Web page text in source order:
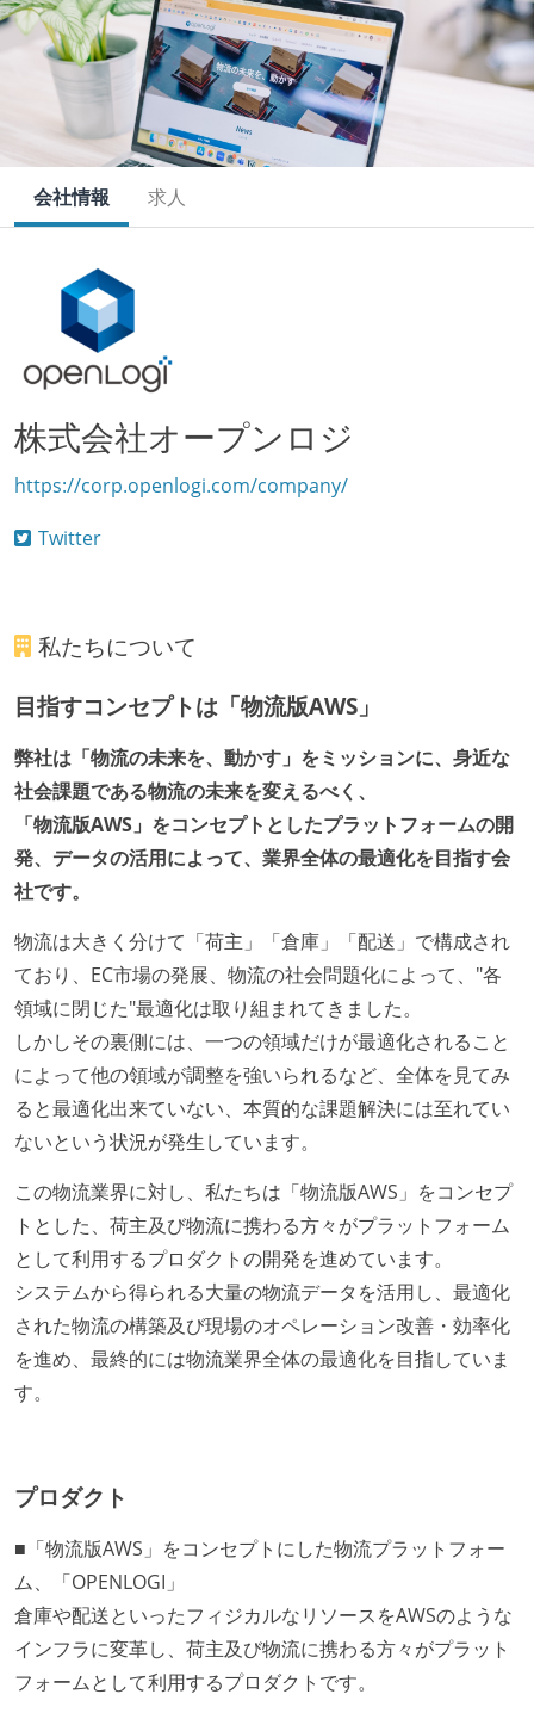
会社情報 求人
株式会社オープンロジ
https://corp.openlogi.com/company/
Twitter
私たちについて
目指すコンセプトは「物流版AWS」
弊社は「物流の未来を、動かす」をミッションに、身近な
社会課題である物流の未来を変えるべく、
「物流版AWS」をコンセプトとしたプラットフォームの開
発、データの活用によって、業界全体の最適化を目指す会
社です。
物流は大きく分けて「荷主」「倉庫」「配送」で構成され
ており、EC市場の発展、物流の社会問題化によって、"各
領域に閉じた"最適化は取り組まれてきました。
しかしその裏側には、一つの領域だけが最適化されること
によって他の領域が調整を強いられるなど、全体を見てみ
ると最適化出来ていない、本質的な課題解決には至れてい
ないという状況が発生しています。
この物流業界に対し、私たちは「物流版AWS」をコンセプ
トとした、荷主及び物流に携わる方々がプラットフォーム
として利用するプロダクトの開発を進めています。
システムから得られる大量の物流データを活用し、最適化
された物流の構築及び現場のオペレーション改善・効率化
を進め、最終的には物流業界全体の最適化を目指していま
す。
プロダクト
■「物流版AWS」をコンセプトにした物流プラットフォー
ム、「OPENLOGI」
倉庫や配送といったフィジカルなリソースをAWSのような
インフラに変革し、荷主及び物流に携わる方々がプラット
フォームとして利用するプロダクトです。